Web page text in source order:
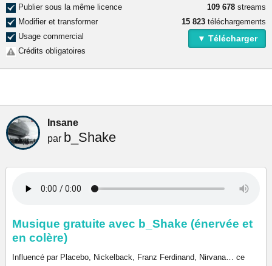
Publier sous la même licence
Modifier et transformer
Usage commercial
Crédits obligatoires
109 678 streams
15 823 téléchargements
▼ Télécharger
Insane
par b_Shake
Musique gratuite avec b_Shake (énervée et
en colère)
Influencé par Placebo, Nickelback, Franz Ferdinand, Nirvana… ce